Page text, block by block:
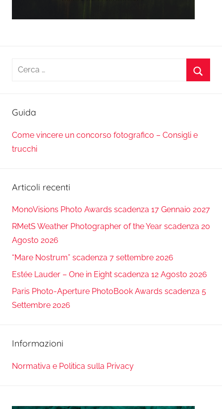
Ricerca
Guida
Come vincere un concorso fotografico – Consigli e
trucchi
Articoli recenti
MonoVisions Photo Awards scadenza 17 Gennaio 2027
RMetS Weather Photographer of the Year scadenza 20
Agosto 2026
“Mare Nostrum” scadenza 7 settembre 2026
Estée Lauder – One in Eight scadenza 12 Agosto 2026
Paris Photo-Aperture PhotoBook Awards scadenza 5
Settembre 2026
Informazioni
Normativa e Politica sulla Privacy